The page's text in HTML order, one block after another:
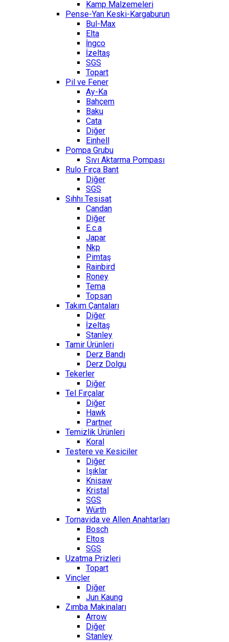
Kamp Malzemeleri
Pense-Yan Keski-Kargaburun
Bul-Max
Elta
İngco
İzeltaş
SGS
Topart
Pil ve Fener
Ay-Ka
Bahçem
Baku
Cata
Diğer
Einhell
Pompa Grubu
Sıvı Aktarma Pompası
Rulo Fırça Bant
Diğer
SGS
Sıhhı Tesisat
Candan
Diğer
E.c.a
Japar
Nkp
Pimtaş
Rainbird
Roney
Tema
Topsan
Takım Çantaları
Diğer
İzeltaş
Stanley
Tamir Ürünleri
Derz Bandı
Derz Dolgu
Tekerler
Diğer
Tel Fırçalar
Diğer
Hawk
Partner
Temizlik Ürünleri
Koral
Testere ve Kesiciler
Diğer
Işıklar
Knisaw
Kristal
SGS
Würth
Tornavida ve Allen Anahtarları
Bosch
Eltos
SGS
Uzatma Prizleri
Topart
Vinçler
Diğer
Jun Kaung
Zımba Makinaları
Arrow
Diğer
Stanley